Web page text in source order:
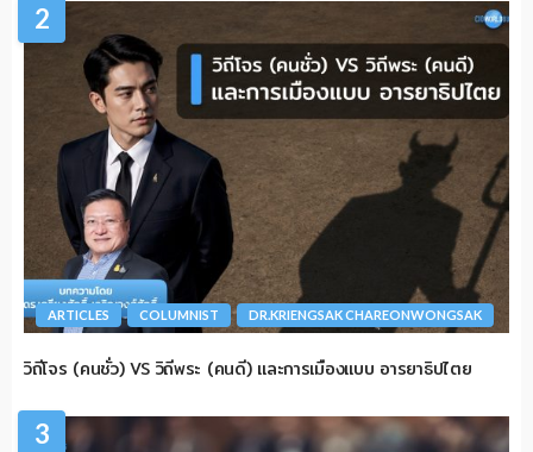
2
ARTICLES COLUMNIST DR.KRIENGSAK CHAREONWONGSAK
วิถีโจร (คนชั่ว) VS วิถีพระ (คนดี) และการเมืองแบบ อารยาธิปไตย
3